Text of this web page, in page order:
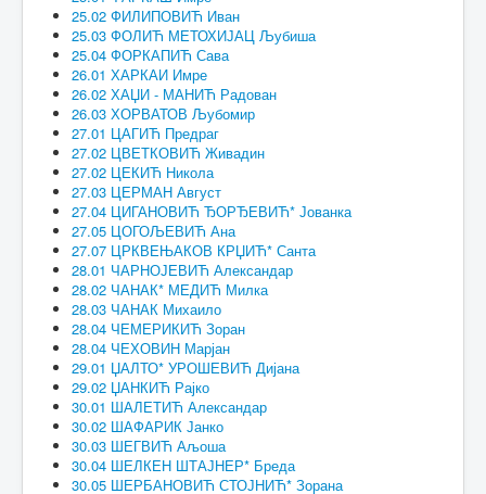
25.02 ФИЛИПОВИЋ Иван
25.03 ФОЛИЋ МЕТОХИЈАЦ Љубиша
25.04 ФОРКАПИЋ Сава
26.01 ХАРКАИ Имре
26.02 ХАЏИ - МАНИЋ Радован
26.03 ХОРВАТОВ Љубомир
27.01 ЦАГИЋ Предраг
27.02 ЦВЕТКОВИЋ Живадин
27.02 ЦЕКИЋ Никола
27.03 ЦЕРМАН Август
27.04 ЦИГАНОВИЋ ЂОРЂЕВИЋ* Јованка
27.05 ЦОГОЉЕВИЋ Ана
27.07 ЦРКВЕЊАКОВ КРЏИЋ* Санта
28.01 ЧАРНОЈЕВИЋ Александар
28.02 ЧАНАК* МЕДИЋ Милка
28.03 ЧАНАК Михаило
28.04 ЧЕМЕРИКИЋ Зоран
28.04 ЧЕХОВИН Марјан
29.01 ЏАЛТО* УРОШЕВИЋ Дијана
29.02 ЏАНКИЋ Рајко
30.01 ШАЛЕТИЋ Александар
30.02 ШАФАРИК Јанко
30.03 ШЕГВИЋ Аљоша
30.04 ШЕЛКЕН ШТАЈНЕР* Бреда
30.05 ШЕРБАНОВИЋ СТОЈНИЋ* Зорана